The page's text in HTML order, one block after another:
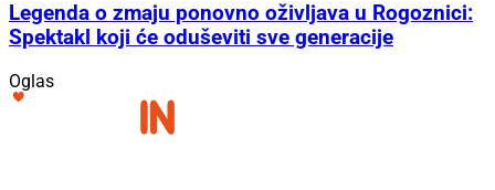
Legenda o zmaju ponovno oživljava u Rogoznici:
Spektakl koji će oduševiti sve generacije
Oglas